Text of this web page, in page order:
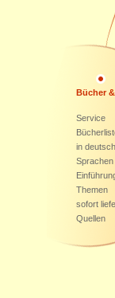
Bücher
Service
in deutsch
Sprachen
Themen
sofort
Quellen